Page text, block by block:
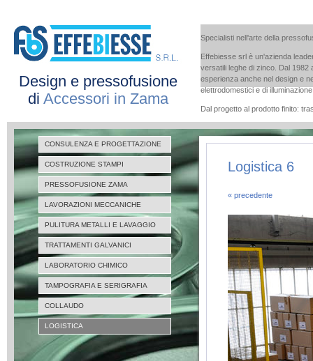
Design e pressofusione
di Accessori in Zama
Specialisti nell'arte della
Effebiesse srl è un'azienda
versatili leghe di zinco. Dal 1982
esperienza anche nel design e
elettrodomestici e di
Dal progetto al prodotto finito:
CONSULENZA E PROGETTAZIONE
COSTRUZIONE STAMPI
PRESSOFUSIONE ZAMA
LAVORAZIONI MECCANICHE
PULITURA METALLI E LAVAGGIO
TRATTAMENTI GALVANICI
LABORATORIO CHIMICO
TAMPOGRAFIA E SERIGRAFIA
COLLAUDO
LOGISTICA
Logistica 6
« precedente